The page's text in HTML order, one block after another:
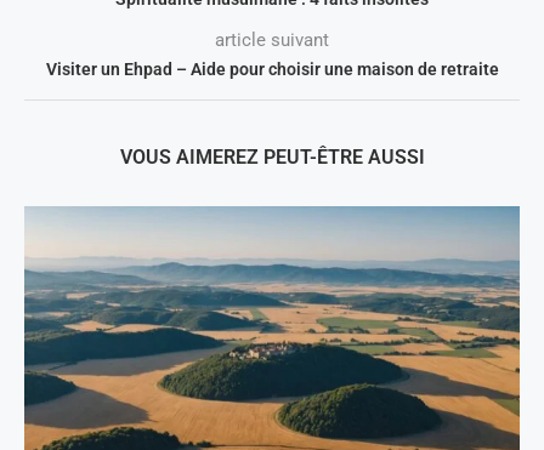
article suivant
Visiter un Ehpad – Aide pour choisir une maison de retraite
VOUS AIMEREZ PEUT-ÊTRE AUSSI